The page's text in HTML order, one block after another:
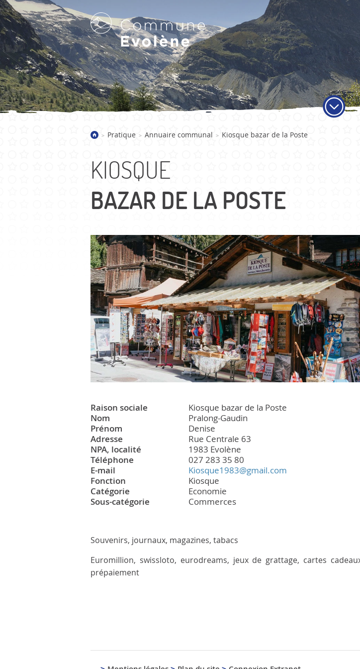
LA COMMUNE D'EVOLÈNE
Villages
Actualités
Historique
ADMINISTRATION
Publications
CULTURE ET PATRIMOINE
Patrimoine
Office du tourisme
Manifestations
Paroisse
PRATIQUE
Guichet virtuel
Annuaire communal
Energie
Cartographie / SIT
Gestion des déchets
Liste de liens
> Pratique > Annuaire communal > Kiosque bazar de la Poste
KIOSQUE
BAZAR DE LA POSTE
Raison sociale
Kiosque bazar de la Poste
Nom
Pralong-Gaudin
Prénom
Denise
Adresse
Rue Centrale 63
NPA, localité
1983 Evolène
Téléphone
027 283 35 80
E-mail
Kiosque1983@gmail.com
Fonction
Kiosque
Catégorie
Economie
Sous-catégorie
Commerces
Souvenirs, journaux, magazines, tabacs
Euromillion, swissloto, eurodreams, jeux de grattage, cartes
prépaiement